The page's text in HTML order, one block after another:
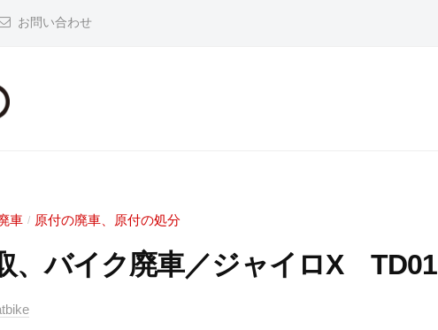
お問い合わせ
車 / 原付の廃車、原付の処分
、バイク廃車／ジャイロX TD01